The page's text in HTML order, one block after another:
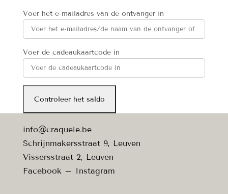
Voer het e-mailadres van de ontvanger in
Voer de cadeaukaartcode in
info@craquele.be
Schrijnmakersstraat 9, Leuven
Vissersstraat 2, Leuven
Facebook– Instagram